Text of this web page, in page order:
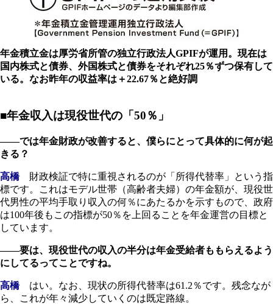
年金積立金は厚労省所管の独立行政法人GPIFが運用。現在は
国内株式と債券、外国株式と債券をそれぞれ25％ずつ保有して
いる。なお昨年の収益率は＋22.67％と絶好調
■年金収入は現役世代の「50％」
――では年金財政が改善すると、僕らにとって具体的に何が起
きる？
高橋財政検証で特に重視されるのが「所得代替率」という指
標です。これはモデル世帯（高齢者夫婦）の年金額が、現役世
代男性の平均手取り収入の何％にあたるかを示すもので、政府
は100年後もこの指標が50％を上回ることを年金運営の目標と
しています。
――要は、現役世代の収入の半分は年金受給者ももらえるよう
にしてるってことですね。
高橋はい。なお、現状の所得代替率は61.2％です。残念なが
ら、これが年々減少していくのは既定路線。